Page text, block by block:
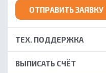
ОТПРАВИТЬ ЗАЯВКУ
ТЕХ. ПОДДЕРЖКА
ВЫПИСАТЬ СЧЁТ